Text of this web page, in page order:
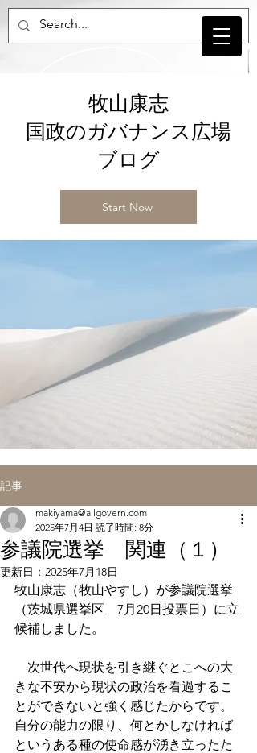
牧山康志
国政のガバナンス広場
​ブログ
Start Now
記事
参議院選挙 関連（１）
makiyama@allgovern.com
2025年7月4日 読了時間: 8分
更新日： 2025年7月18日
牧山康志（牧山やすし）が参議院選挙
（茨城県選挙区　7月20日投票日）に立
候補しました。
次世代へ現状を引き継ぐとこへの大
きな不安から現状の政治を看過するこ
とができないと強く感じたからです。
自分の能力の限り、何とかしなければ
というある種の使命感が湧き立ったた